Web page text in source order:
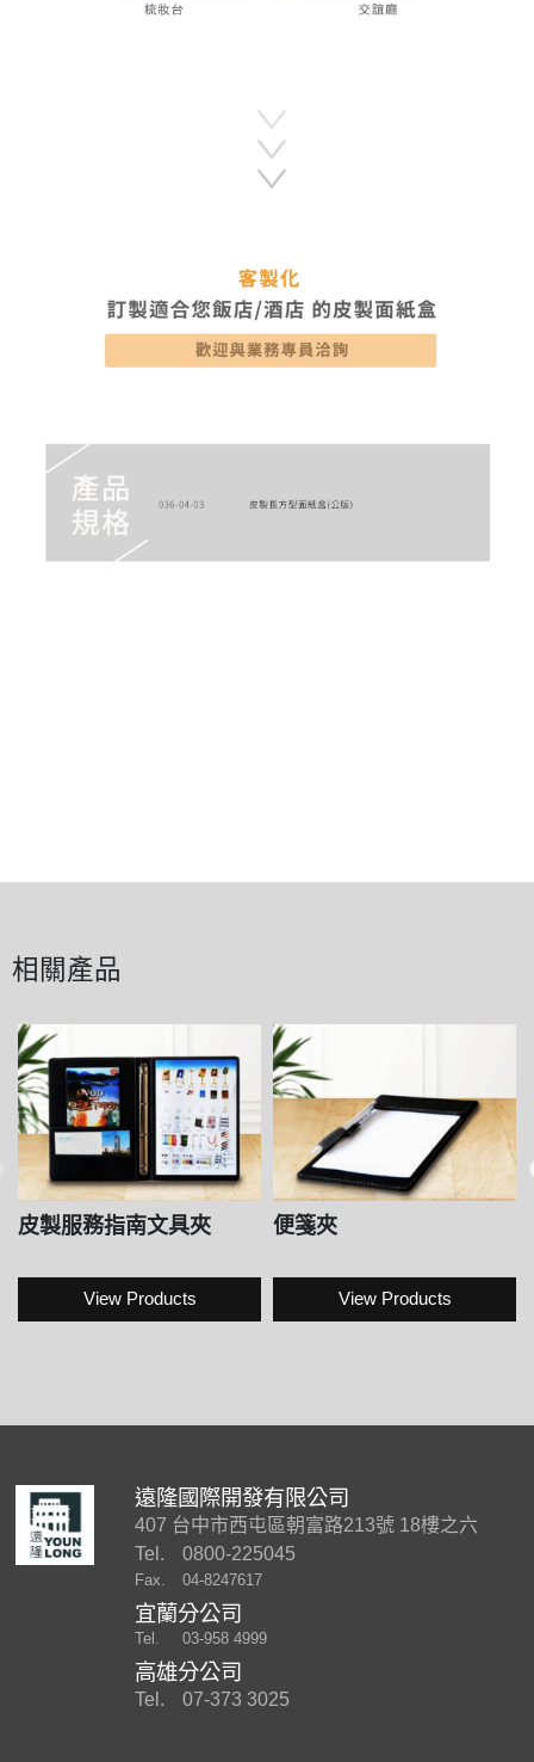
相關產品
皮製服務指南文具夾
View Products
便箋夾
View Products
遠隆國際開發有限公司
407 台中市西屯區朝富路213號 18樓之六
Tel.
0800-225045
Fax. 04-8247617
宜蘭分公司
Tel. 03-958 4999
高雄分公司
Tel. 07-373 3025